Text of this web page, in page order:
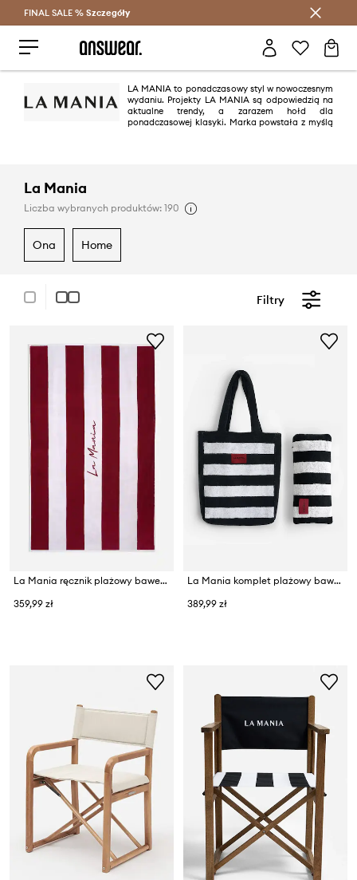
Oszczędzaj z Answear Club >
FINAL SALE % Szczegóły
LA MANIA to ponadczasowy styl w nowoczesnym
wydaniu. Projekty LA MANIA są odpowiedzią na
aktualne trendy, a zarazem hołd dla
ponadczasowej klasyki. Marka powstała z myślą
La Mania
Liczba wybranych produktów: 190
ona home
Filtry
La Mania ręcznik plażowy bawełniany 170 x 100 cm
359,99 zł
La Mania komplet plażowy bawełniany
389,99 zł